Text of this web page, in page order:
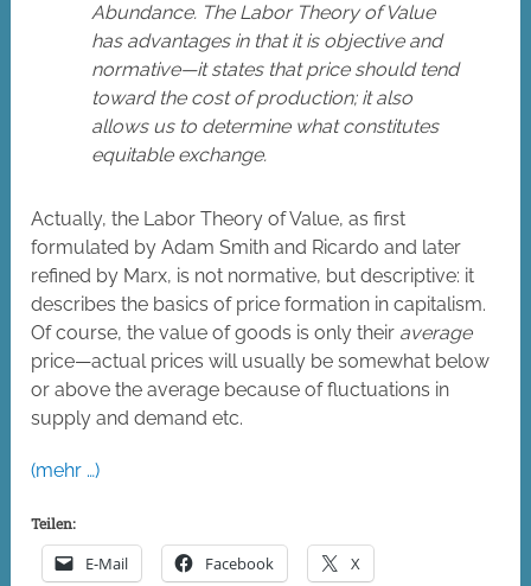
Abundance. The Labor Theory of Value
has advantages in that it is objective and
normative—it states that price should tend
toward the cost of production; it also
allows us to determine what constitutes
equitable exchange.
Actually, the Labor Theory of Value, as first
formulated by Adam Smith and Ricardo and later
refined by Marx, is not normative, but descriptive: it
describes the basics of price formation in capitalism.
Of course, the value of goods is only their average
price—actual prices will usually be somewhat below
or above the average because of fluctuations in
supply and demand etc.
(mehr …)
Teilen:
E-Mail Facebook X